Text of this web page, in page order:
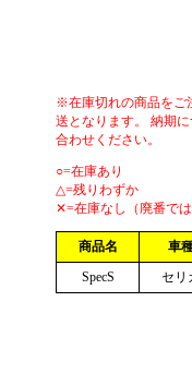
※在庫切れの商品をご
送となります。 納期
合わせください。
○=在庫あり
△=残りわずか
✕=在庫なし（廃番では
商品名 車
SpecS
セリ